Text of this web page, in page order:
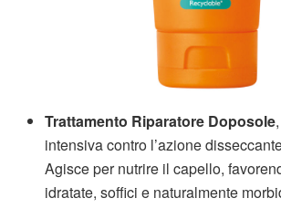
Trattamento Riparatore Doposole
intensiva contro l’azione
Agisce per nutrire il capello,
idratate, soffici e naturalmente